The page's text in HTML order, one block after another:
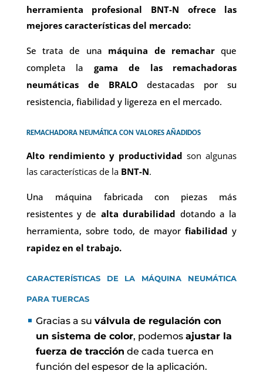
herramienta profesional BNT-N ofrece las
mejores características del mercado:
Se trata de una máquina de remacharque
completa lagama de las remachadoras
neumáticas de BRALO destacadas por su
resistencia, fiabilidad y ligereza en el mercado.
REMACHADORA NEUMÁTICA CON VALORES AÑADIDOS
Alto rendimiento y productividad son algunas
las características de la BNT-N.
Una máquina fabricada con piezas más
resistentes y de alta durabilidad dotando a la
herramienta, sobre todo, de mayorfiabilidad y
rapidez en el trabajo.
CARACTERÍSTICAS DE LA MÁQUINA NEUMÁTICA
PARA TUERCAS
Gracias a su válvula de regulación con
un sistema de color, podemos ajustar la
fuerza de tracción de cada tuerca en
función del espesor de la aplicación.